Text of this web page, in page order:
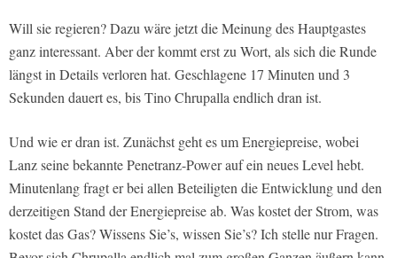
Will sie regieren? Dazu wäre jetzt die Meinung des Hauptgastes
ganz interessant. Aber der kommt erst zu Wort, als sich die Runde
längst in Details verloren hat. Geschlagene 17 Minuten und 3
Sekunden dauert es, bis Tino Chrupalla endlich dran ist.
Und wie er dran ist. Zunächst geht es um Energiepreise, wobei
Lanz seine bekannte Penetranz-Power auf ein neues Level hebt.
Minutenlang fragt er bei allen Beteiligten die Entwicklung und den
derzeitigen Stand der Energiepreise ab. Was kostet der Strom, was
kostet das Gas? Wissens Sie’s, wissen Sie’s? Ich stelle nur Fragen.